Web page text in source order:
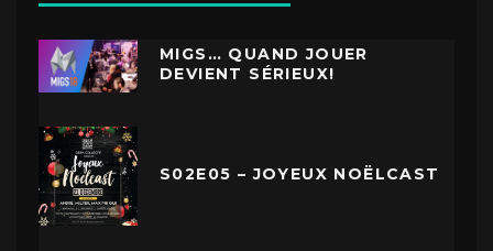
MIGS… QUAND JOUER
DEVIENT SÉRIEUX!
S02E05 – JOYEUX NOËLCAST